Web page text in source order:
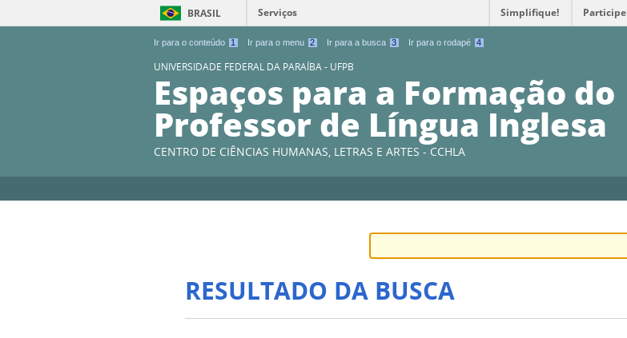
Ir para o conteúdo 1 Ir para o menu 2 Ir para a busca 3 Ir para o rodapé 4
BRASIL Serviços Simplifique! Participe
UNIVERSIDADE FEDERAL DA PARAÍBA - UFPB
Espaços para a Formação do
Professor de Língua Inglesa
CENTRO DE CIÊNCIAS HUMANAS, LETRAS E ARTES - CCHLA
RESULTADO DA BUSCA